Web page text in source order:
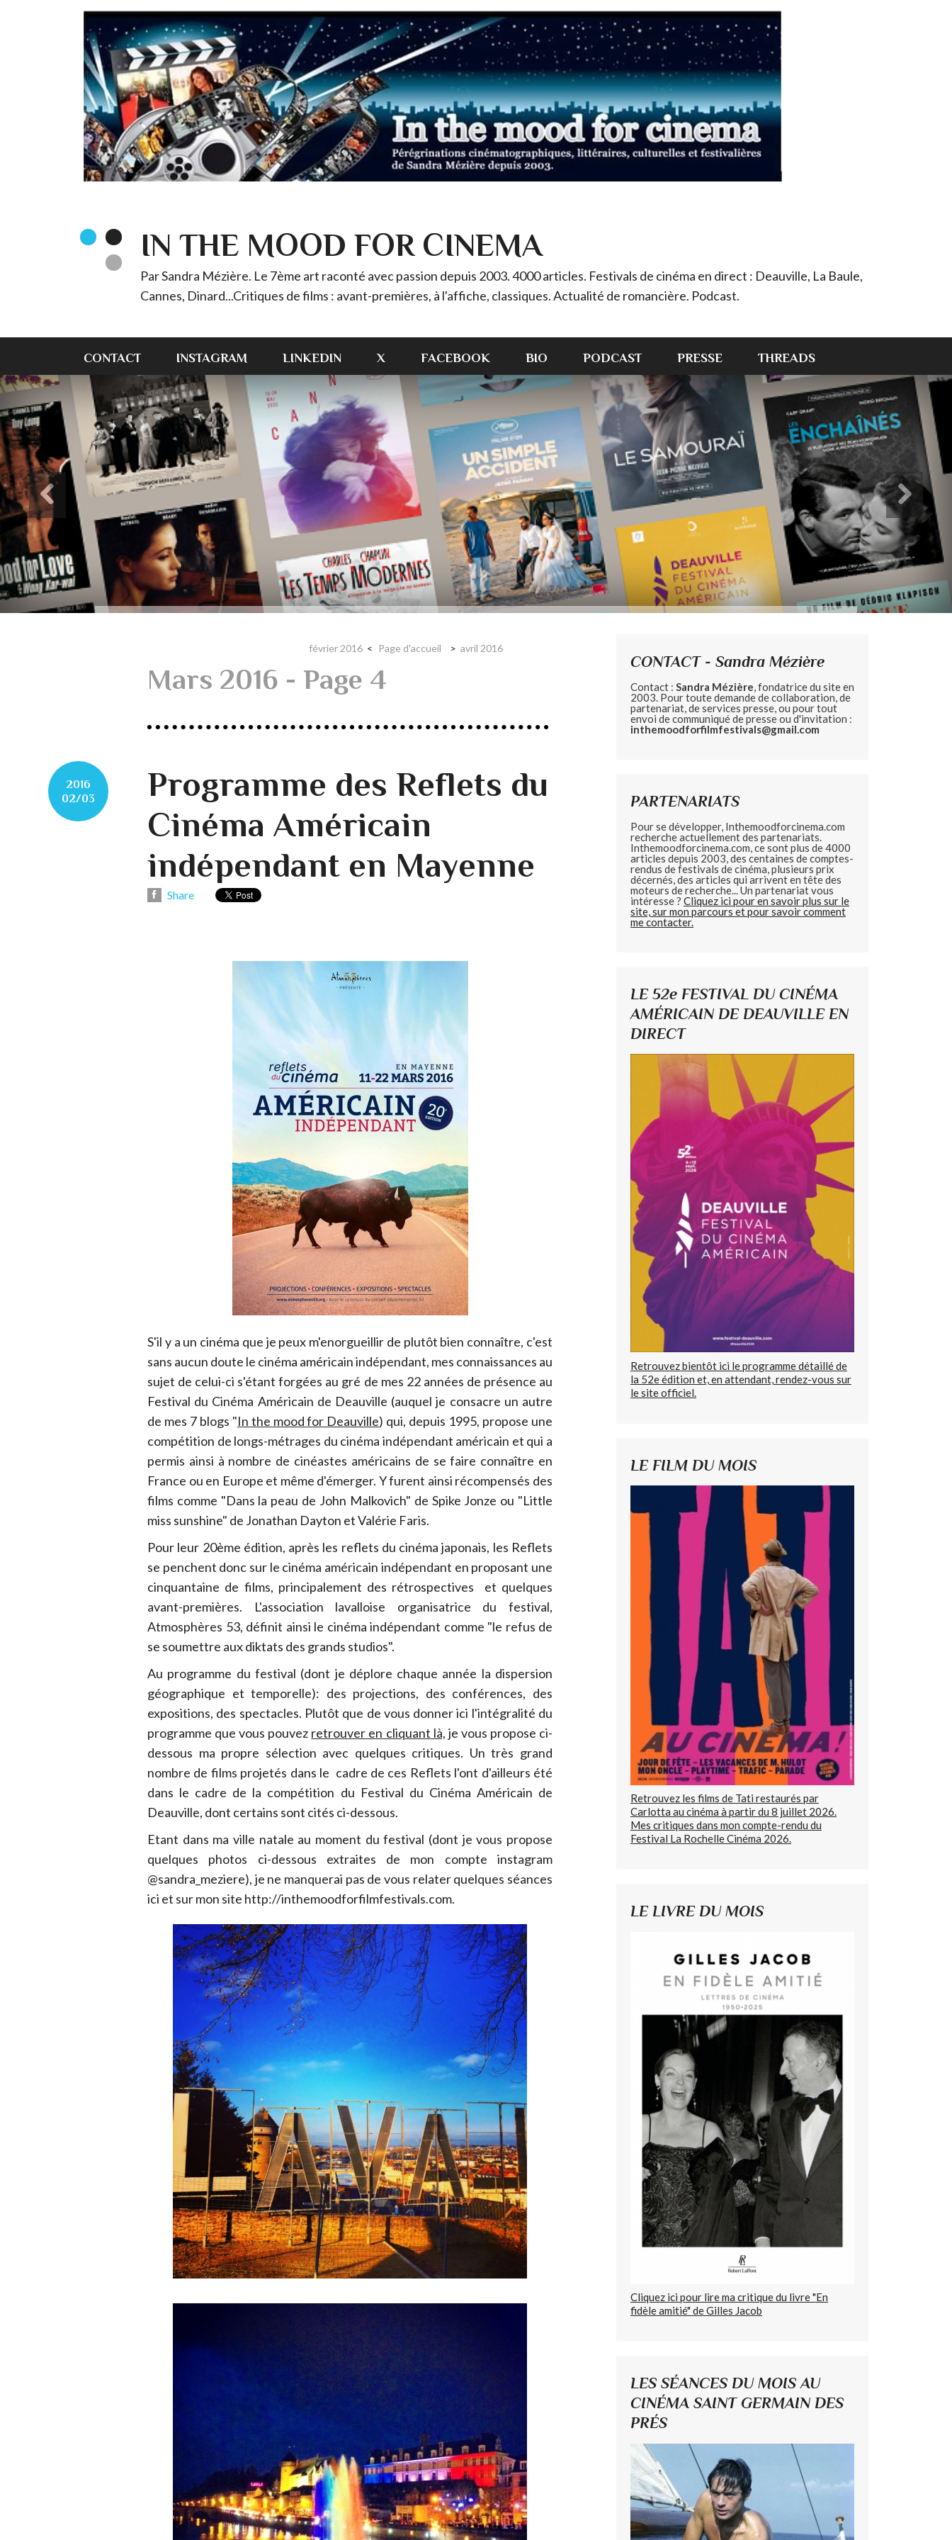
IN THE MOOD FOR CINEMA
Par Sandra Mézière. Le 7ème art raconté avec passion depuis 2003. 4000 articles. Festivals de cinéma en direct : Deauville, La Baule,
Cannes, Dinard...Critiques de films : avant-premières, à l'affiche, classiques. Actualité de romancière. Podcast.
CONTACT INSTAGRAM LINKEDIN X FACEBOOK BIO PODCAST PRESSE THREADS
février 2016 Page d'accueil avril 2016
Mars 2016 - Page 4
2016
02/03
Programme des Reflets du
Cinéma Américain
indépendant en Mayenne
Share
S'il y a un cinéma que je peux m'enorgueillir de plutôt bien connaître, c'est
sans aucun doute le cinéma américain indépendant, mes connaissances au
sujet de celui-ci s'étant forgées au gré de mes 22 années de présence au
Festival du Cinéma Américain de Deauville (auquel je consacre un autre
de mes 7 blogs "In the mood for Deauville) qui, depuis 1995, propose une
compétition de longs-métrages du cinéma indépendant américain et qui a
permis ainsi à nombre de cinéastes américains de se faire connaître en
France ou en Europe et même d'émerger. Y furent ainsi récompensés des
films comme "Dans la peau de John Malkovich" de Spike Jonze ou "Little
miss sunshine" de Jonathan Dayton et Valérie Faris.
Pour leur 20ème édition, après les reflets du cinéma japonais, les Reflets
se penchent donc sur le cinéma américain indépendant en proposant une
cinquantaine de films, principalement des rétrospectives et quelques
avant-premières. L'association lavalloise organisatrice du festival,
Atmosphères 53, définit ainsi le cinéma indépendant comme "le refus de
se soumettre aux diktats des grands studios".
Au programme du festival (dont je déplore chaque année la dispersion
géographique et temporelle): des projections, des conférences, des
expositions, des spectacles. Plutôt que de vous donner ici l'intégralité du
programme que vous pouvez retrouver en cliquant là, je vous propose ci-
dessous ma propre sélection avec quelques critiques. Un très grand
nombre de films projetés dans le cadre de ces Reflets l'ont d'ailleurs été
dans le cadre de la compétition du Festival du Cinéma Américain de
Deauville, dont certains sont cités ci-dessous.
Etant dans ma ville natale au moment du festival (dont je vous propose
quelques photos ci-dessous extraites de mon compte instagram
@sandra_meziere), je ne manquerai pas de vous relater quelques séances
ici et sur mon site http://inthemoodforfilmfestivals.com.
CONTACT - Sandra Mézière
Contact : Sandra Mézière, fondatrice du site en
2003. Pour toute demande de collaboration, de
partenariat, de services presse, ou pour tout
envoi de communiqué de presse ou d'invitation :
inthemoodforfilmfestivals@gmail.com
PARTENARIATS
Pour se développer, Inthemoodforcinema.com
recherche actuellement des partenariats.
Inthemoodforcinema.com, ce sont plus de 4000
articles depuis 2003, des centaines de comptes-
rendus de festivals de cinéma, plusieurs prix
décernés, des articles qui arrivent en tête des
moteurs de recherche... Un partenariat vous
intéresse ? Cliquez ici pour en savoir plus sur le
site, sur mon parcours et pour savoir comment
me contacter.
LE 52e FESTIVAL DU CINÉMA
AMÉRICAIN DE DEAUVILLE EN
DIRECT
Retrouvez bientôt ici le programme détaillé de
la 52e édition et, en attendant, rendez-vous sur
le site officiel.
LE FILM DU MOIS
Retrouvez les films de Tati restaurés par
Carlotta au cinéma à partir du 8 juillet 2026.
Mes critiques dans mon compte-rendu du
Festival La Rochelle Cinéma 2026.
LE LIVRE DU MOIS
Cliquez ici pour lire ma critique du livre "En
fidèle amitié" de Gilles Jacob
LES SÉANCES DU MOIS AU
CINÉMA SAINT GERMAIN DES
PRÉS